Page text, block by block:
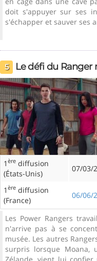
doit s'appuyer sur ses
s'échapper et sauver ses
5 Le défi du Ranger
1 ère diffusion
(États-Unis)
07/03/
1 ère diffusion
(France)
06/06/
Les Power Rangers
n'arrive pas à se
musée. Les autres
surpris lorsque Moana,
Zélande, vient lui